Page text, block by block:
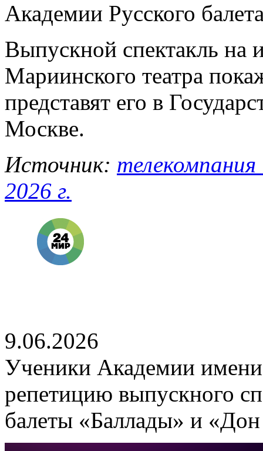
Академии Русского
Выпускной спектакль на
Мариинского театра
представят его в
Москве.
Источник:
2026 г.
9.06.2026
Ученики Академии имени
репетицию выпускного
балеты «Баллады» и